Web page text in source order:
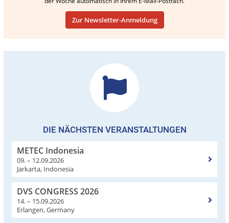
Zur Newsletter-Anmeldung
DIE NÄCHSTEN VERANSTALTUNGEN
METEC Indonesia
09. – 12.09.2026
Jarkarta, Indonesia
DVS CONGRESS 2026
14. – 15.09.2026
Erlangen, Germany